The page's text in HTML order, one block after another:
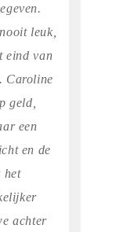
leuk,
eind van
Caroline
geld,
een
en de
het
achter